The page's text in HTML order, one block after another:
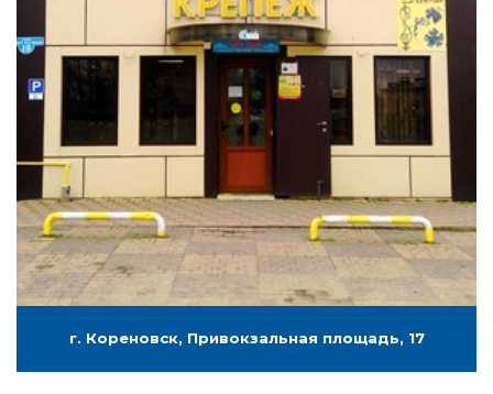
г. Кореновск, Привокзальная площадь, 17